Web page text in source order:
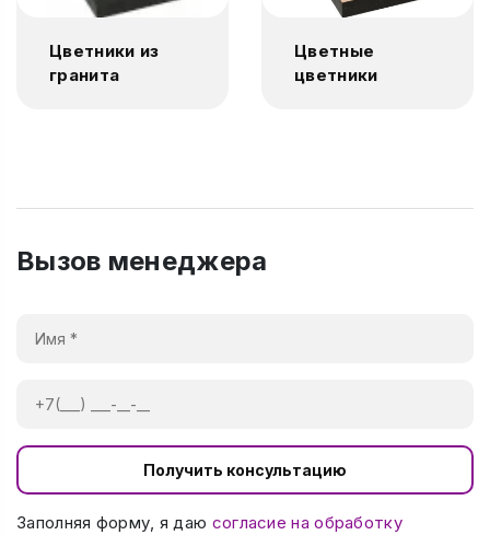
Цветники из
гранита
Цветные
цветники
Вызов менеджера
Получить консультацию
Заполняя форму, я даю согласие на обработку